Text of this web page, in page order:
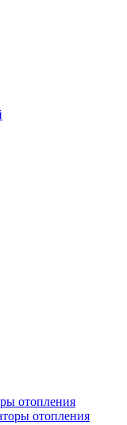
отопления
отопления